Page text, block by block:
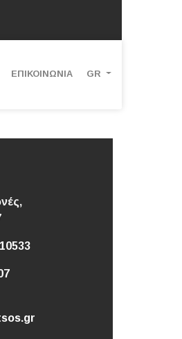
ΕΠΙΚΟΙΝΩΝΙΑ GR